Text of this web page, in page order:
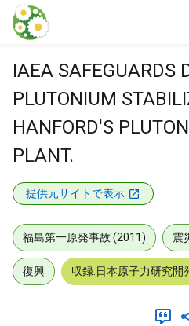
本文に飛ぶ
IAEA SAFEGUARDS
PLUTONIUM
HANFORD'S
PLANT.
提供元サイトで表示
福島第一原発事故 (2011) 震
復興 収録:日本原子力研究開